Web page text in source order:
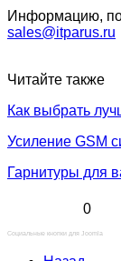
Информацию, по
sales@itparus.ru
Читайте также
Как выбрать
Усиление GSM
Гарнитуры для
0
Социальные кнопки для Joomla